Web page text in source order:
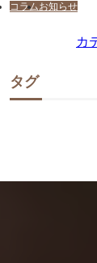
コラムお知らせ
カ
タグ